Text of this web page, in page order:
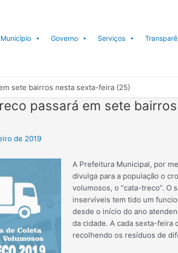
Município Governo Serviços
sete bairros nesta sexta-feira (25)
passará em sete
de 2019
A Prefeitura Municipal, por
divulga para a população o
volumosos, o “cata-treco”. O
inservíveis tem tido um
desde o início do ano
da cidade. A cada sexta-feira
recolhendo os resíduos de